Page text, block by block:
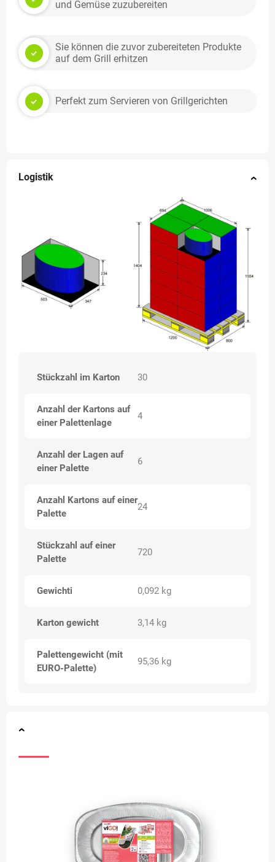
und Gemüse zuzubereiten
Sie können die zuvor zubereiteten Produkte
auf dem Grill erhitzen
Perfekt zum Servieren von Grillgerichten
Logistik
Stückzahl im Karton 30
Anzahl der Kartons auf
einer Palettenlage
4
Anzahl der Lagen auf
einer Palette
6
Anzahl Kartons auf einer
Palette
24
Stückzahl auf einer
Palette
720
Gewichti 0,092 kg
Karton gewicht 3,14 kg
Palettengewicht (mit
EURO-Palette)
95,36 kg